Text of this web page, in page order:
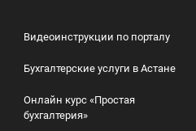
Видеоинструкции по порталу
Бухгалтерские услуги в Астане
Онлайн курс «Простая
бухгалтерия»